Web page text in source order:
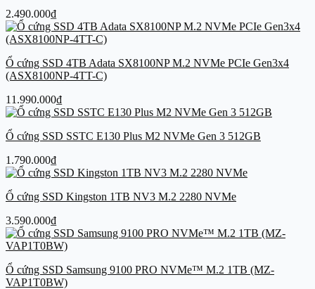
2.490.000₫
Ổ cứng SSD 4TB Adata SX8100NP M.2 NVMe PCIe Gen3x4
(ASX8100NP-4TT-C)
11.990.000₫
Ổ cứng SSD SSTC E130 Plus M2 NVMe Gen 3 512GB
1.790.000₫
Ổ cứng SSD Kingston 1TB NV3 M.2 2280 NVMe
3.590.000₫
Ổ cứng SSD Samsung 9100 PRO NVMe™ M.2 1TB (MZ-
VAP1T0BW)